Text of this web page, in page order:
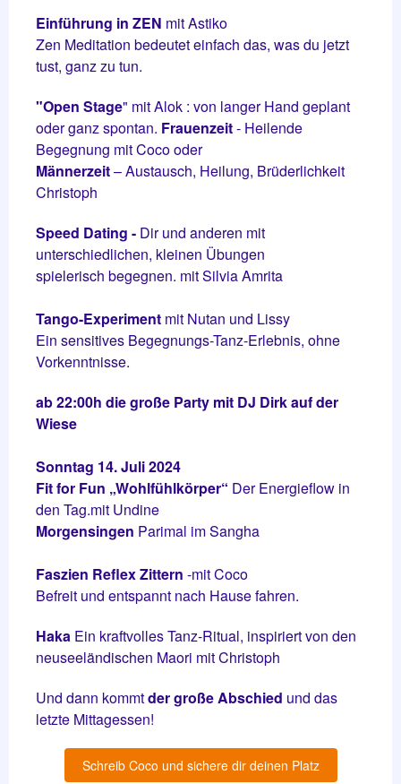
Einführung in ZEN mit Astiko
Zen Meditation bedeutet einfach das, was du jetzt
tust, ganz zu tun.
"Open Stage" mit Alok : von langer Hand geplant
oder ganz spontan. Frauenzeit- Heilende
Begegnung mit Coco oder
Männerzeit– Austausch, Heilung, Brüderlichkeit
Christoph
Speed Dating - Dir und anderen mit
unterschiedlichen, kleinen Übungen
spielerisch begegnen. mit Silvia Amrita
Tango-Experiment mit Nutan und Lissy
Ein sensitives Begegnungs-Tanz-Erlebnis, ohne
Vorkenntnisse.
ab 22:00h die große Party mit DJ Dirk auf der
Wiese
Sonntag 14. Juli 2024
Fit for Fun „Wohlfühlkörper“ Der Energieflow in
den Tag.mit Undine
Morgensingen Parimal im Sangha
Faszien Reflex Zittern -mit Coco
Befreit und entspannt nach Hause fahren.
Haka Ein kraftvolles Tanz-Ritual, inspiriert von den
neuseeländischen Maori mit Christoph
Und dann kommtder große Abschied und das
letzte Mittagessen!
Schreib Coco und sichere dir deinen Platz